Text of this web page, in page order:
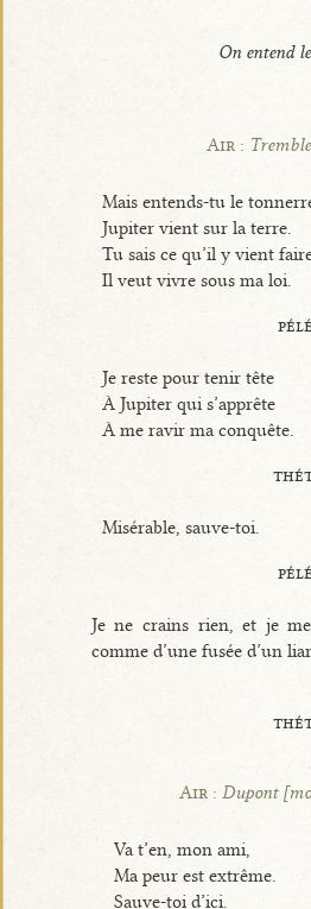
On entend
Air :
Mais entends-tu le
Jupiter vient sur la terre.
Tu sais ce qu’il y vient
Il veut vivre sous ma loi.
Je reste pour tenir tête
À Jupiter qui s’apprête
À me ravir ma conquête.
Misérable, sauve-toi.
Je ne crains rien, et je
comme d’une fusée d’un
Air :Dupont
Va t’en, mon ami,
Ma peur est extrême.
Sauve-toi d’ici.